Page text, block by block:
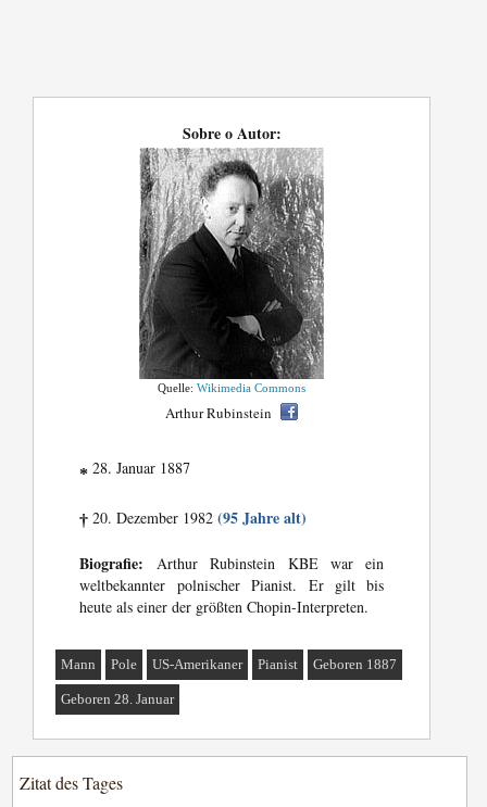
Sobre o Autor:
Quelle:Wikimedia Commons
Arthur Rubinstein
* 28. Januar 1887
† 20. Dezember 1982(95 Jahre alt)
Biografie: Arthur Rubinstein KBE war ein
weltbekannter polnischer Pianist. Er gilt bis
heute als einer der größten Chopin-Interpreten.
Mann Pole US-Amerikaner Pianist Geboren 1887
Geboren 28. Januar
Zitat des Tages